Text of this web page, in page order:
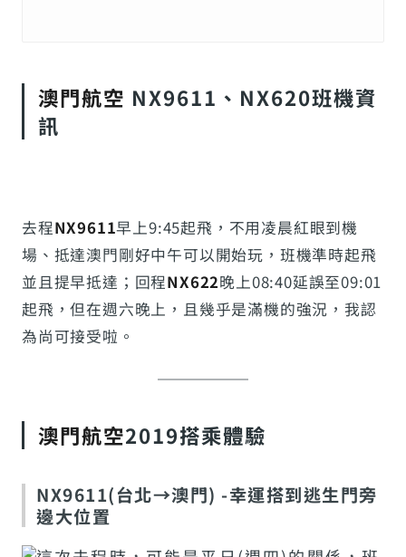
澳門航空 NX9611、NX620班機資
訊
去程NX9611早上9:45起飛，不用凌晨紅眼到機
場、抵達澳門剛好中午可以開始玩，班機準時起飛
並且提早抵達；回程NX622晚上08:40延誤至09:01
起飛，但在週六晚上，且幾乎是滿機的強況，我認
為尚可接受啦。
澳門航空2019搭乘體驗
NX9611(台北→澳門) -幸運搭到逃生門旁
邊大位置